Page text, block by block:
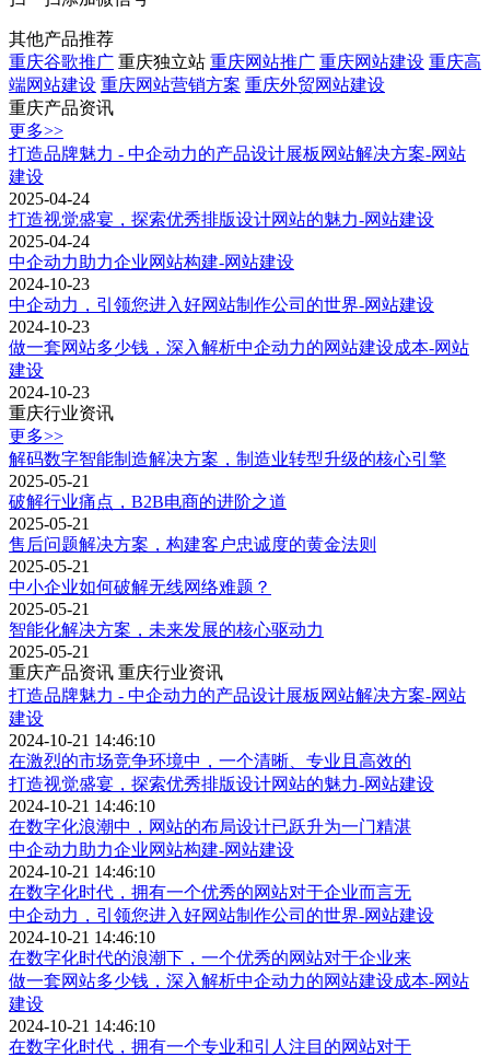
其他产品推荐
重庆谷歌推广 重庆独立站 重庆网站推广 重庆网站建设 重庆高
端网站建设 重庆网站营销方案 重庆外贸网站建设
重庆产品资讯
更多>>
打造品牌魅力 - 中企动力的产品设计展板网站解决方案-网站
建设
2025-04-24
打造视觉盛宴，探索优秀排版设计网站的魅力-网站建设
2025-04-24
中企动力助力企业网站构建-网站建设
2024-10-23
中企动力，引领您进入好网站制作公司的世界-网站建设
2024-10-23
做一套网站多少钱，深入解析中企动力的网站建设成本-网站
建设
2024-10-23
重庆行业资讯
更多>>
解码数字智能制造解决方案，制造业转型升级的核心引擎
2025-05-21
破解行业痛点，B2B电商的进阶之道
2025-05-21
售后问题解决方案，构建客户忠诚度的黄金法则
2025-05-21
中小企业如何破解无线网络难题？
2025-05-21
智能化解决方案，未来发展的核心驱动力
2025-05-21
重庆产品资讯 重庆行业资讯
打造品牌魅力 - 中企动力的产品设计展板网站解决方案-网站
建设
2024-10-21 14:46:10
在激烈的市场竞争环境中，一个清晰、专业且高效的
打造视觉盛宴，探索优秀排版设计网站的魅力-网站建设
2024-10-21 14:46:10
在数字化浪潮中，网站的布局设计已跃升为一门精湛
中企动力助力企业网站构建-网站建设
2024-10-21 14:46:10
在数字化时代，拥有一个优秀的网站对于企业而言无
中企动力，引领您进入好网站制作公司的世界-网站建设
2024-10-21 14:46:10
在数字化时代的浪潮下，一个优秀的网站对于企业来
做一套网站多少钱，深入解析中企动力的网站建设成本-网站
建设
2024-10-21 14:46:10
在数字化时代，拥有一个专业和引人注目的网站对于